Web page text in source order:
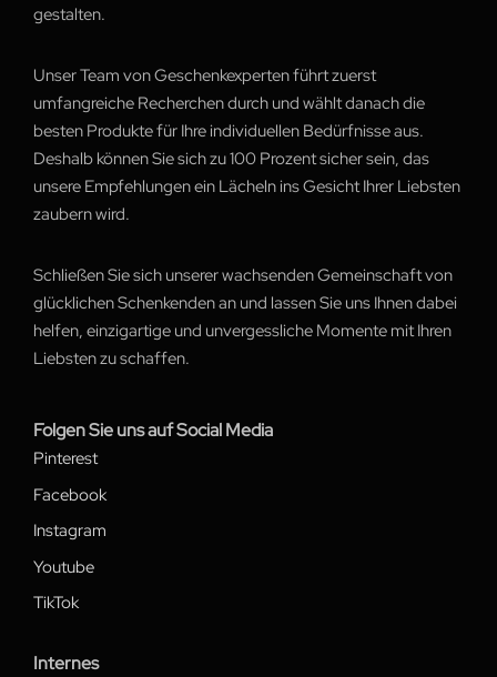
gestalten.
Unser Team von Geschenkexperten führt zuerst
umfangreiche Recherchen durch und wählt danach die
besten Produkte für Ihre individuellen Bedürfnisse aus.
Deshalb können Sie sich zu 100 Prozent sicher sein, das
unsere Empfehlungen ein Lächeln ins Gesicht Ihrer Liebsten
zaubern wird.
Schließen Sie sich unserer wachsenden Gemeinschaft von
glücklichen Schenkenden an und lassen Sie uns Ihnen dabei
helfen, einzigartige und unvergessliche Momente mit Ihren
Liebsten zu schaffen.
Folgen Sie uns auf Social Media
Pinterest
Facebook
Instagram
Youtube
TikTok
Internes